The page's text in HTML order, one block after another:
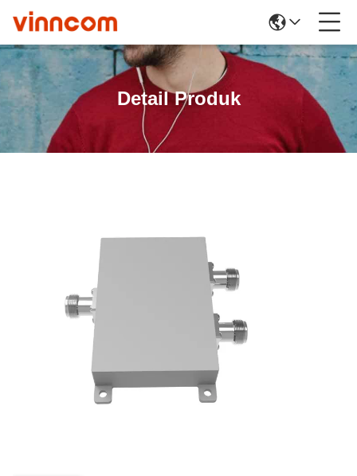
Detail Produk